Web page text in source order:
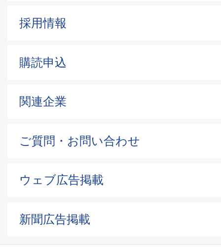
採用情報
購読申込
関連企業
ご質問・お問い合わせ
ウェブ広告掲載
新聞広告掲載